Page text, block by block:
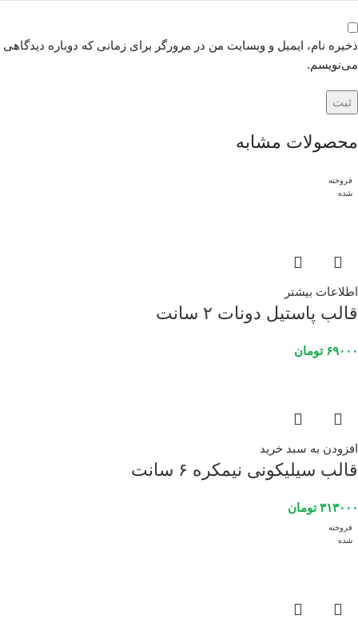
ذخیره نام، ایمیل و وبسایت من در مرورگر برای زمانی که دوباره دیدگاهی
می‌نویسم.
محصولات مشابه
فروخته
شده
اطلاعات بیشتر
قالب پاستیل دونات ۲ سانت
۶۹۰۰۰ تومان
افزودن به سبد خرید
قالب سیلیکونی نیمکره ۶ سانت
۳۱۳۰۰۰ تومان
فروخته
شده